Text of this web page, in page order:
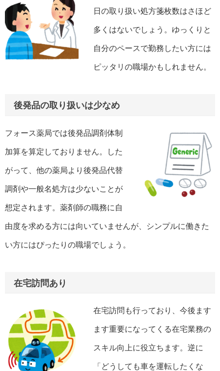
日の取り扱い処方箋枚数はさほど
多くはないでしょう。ゆっくりと
自分のペースで勤務したい方には
ピッタリの職場かもしれません。
後発品の取り扱いは少なめ
フォース薬局では後発品調剤体制
加算を算定しておりません。した
がって、他の薬局より後発品代替
調剤や一般名処方は少ないことが
想定されます。薬剤師の職務に自
由度を求める方には向いていませんが、シンプルに働きた
い方にはぴったりの職場でしょう。
在宅訪問あり
在宅訪問も行っており、今後ます
ます重要になってくる在宅業務の
スキル向上に役立ちます。逆に
「どうしても車を運転したくな